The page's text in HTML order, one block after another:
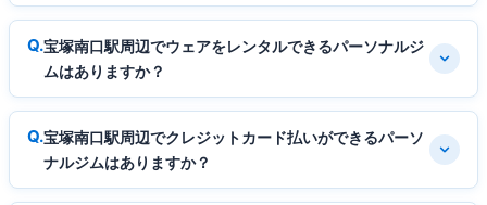
宝塚南口駅周辺でウェアをレンタルできるパーソナルジ
ムはありますか？
宝塚南口駅周辺でクレジットカード払いができるパーソ
ナルジムはありますか？